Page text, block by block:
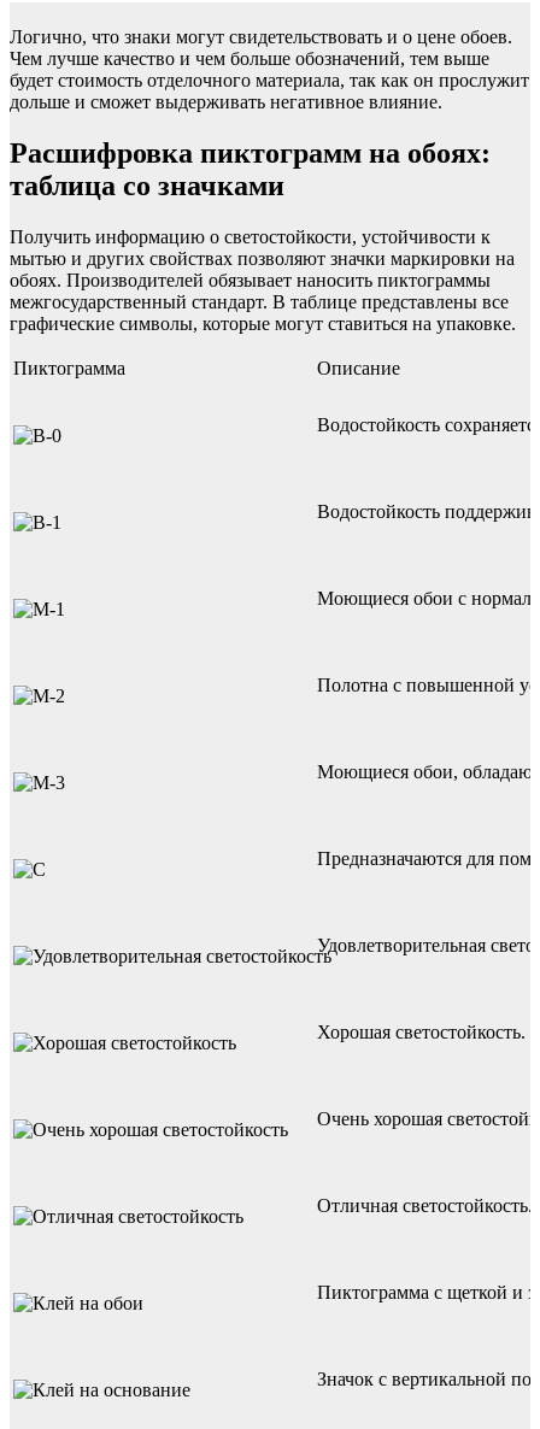
Логично, что знаки могут свидетельствовать и о цене обоев.
Чем лучше качество и чем больше обозначений, тем выше
будет стоимость отделочного материала, так как он прослужит
дольше и сможет выдерживать негативное влияние.
Расшифровка пиктограмм на обоях:
таблица со значками
Получить информацию о светостойкости, устойчивости к
мытью и других свойствах позволяют значки маркировки на
обоях. Производителей обязывает наносить пиктограммы
межгосударственный стандарт. В таблице представлены все
графические символы, которые могут ставиться на упаковке.
Пиктограмма Описание
Водостойкость
Водостойкость
Моющиеся обои с
Полотна с повышенной
Моющиеся обои,
Предназначаются для
Удовлетворительная
Хорошая светостойкость.
Очень хорошая
Отличная
Пиктограмма с щеткой и
Значок с вертикальной